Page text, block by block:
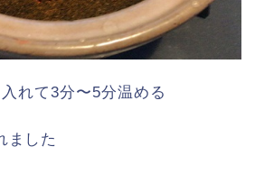
れて3分〜5分温める
ました